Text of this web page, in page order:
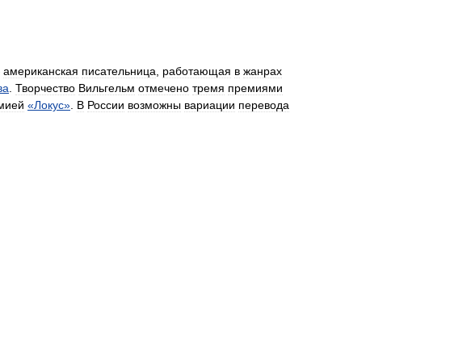
американская писательница работающая в жанрах
Творчество Вильгельм отмечено тремя премиями
«Локус» В России возможны вариации перевода